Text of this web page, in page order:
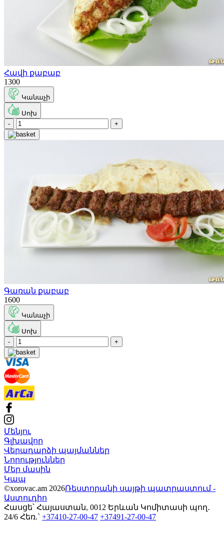
Հավի քաբաբ
1300
Կանաչի
Սոխ
-
+
Գառան քաբաբ
1600
Կանաչի
Սոխ
-
+
Մենյու
Գլխավոր
Վերադարձի պայմաններ
Նորություններ
Մեր մասին
Կապ
©xorovac.am 2026Ռեստորանի սայթի պատրաստում -
Աստուդիո
Հասցե՝ Հայաստան, 0012 Երևան Կոմիտասի պող․
24/6 Հեռ.` +37410-27-00-47 +37491-27-00-47